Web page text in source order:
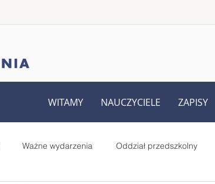
WITAMY NAUCZYCIELE ZAPISY
Ważne wydarzenia Oddział przedszkolny